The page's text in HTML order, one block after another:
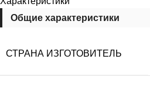
Общие характеристики
СТРАНА ИЗГОТОВИТЕЛЬ